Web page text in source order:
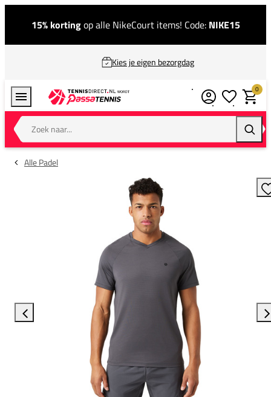
15% kortingop alle NikeCourt items! Code: NIKE15
Kies je eigen bezorgdag
Zoek naar...
0
Alle Padel